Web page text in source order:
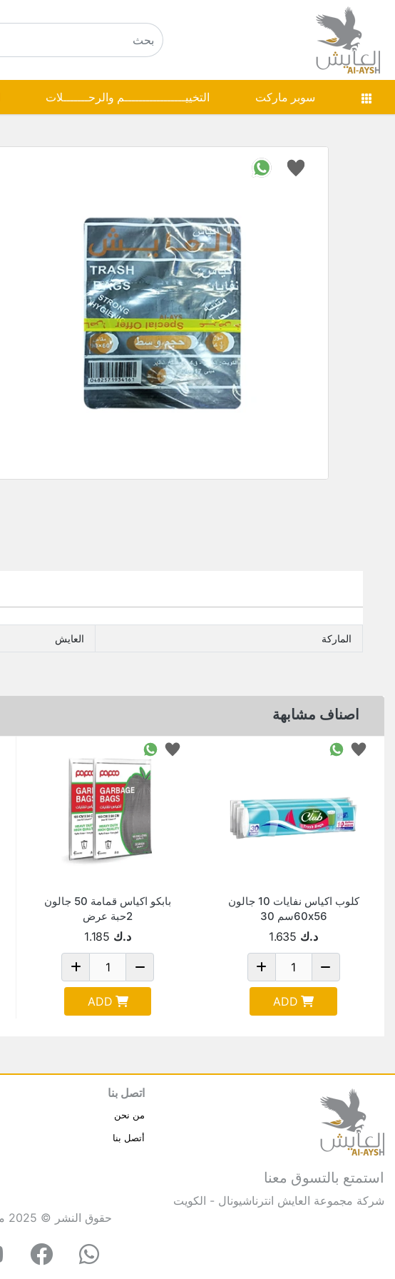
سوبر ماركت التخييـــــــــــــــــم والرحـــــــلات
الماركة العايش
اصناف مشابهة
كلوب اكياس نفايات 10 جالون
60x56سم 30
د.ك 1.635
ADD
بابكو اكياس قمامة 50 جالون
2حبة عرض
د.ك 1.185
ADD
استمتع بالتسوق معنا
شركة مجموعة العايش انترناشيونال - الكويت
اتصل بنا
من نحن
أتصل بنا
حقوق النشر © 2025 مجموعة العايش انترناشيونال . كل الحقوق محفوظة.